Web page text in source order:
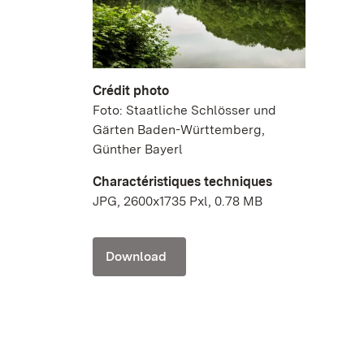
Crédit photo
Foto: Staatliche Schlösser und
Gärten Baden-Württemberg,
Günther Bayerl
Charactéristiques techniques
JPG, 2600x1735 Pxl, 0.78 MB
Download